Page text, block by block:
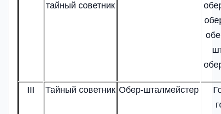
тайный советник
III Тайный советник Обер-шталмейстер